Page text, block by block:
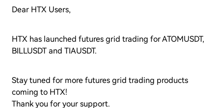
Dear HTX Users,
HTX has launched futures grid trading for ATOMUSDT,
BILLUSDT and TIAUSDT.
Stay tuned for more futures grid trading products
coming to HTX!
Thank you for your support.